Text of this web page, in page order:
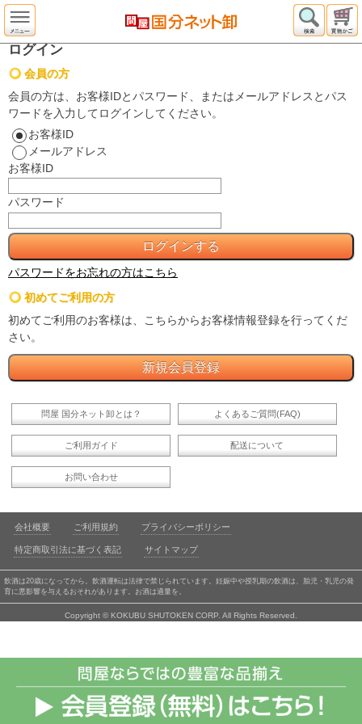
ログイン
会員の方
会員の方は、お客様IDとパスワード、またはメールアドレスとパス
ワードを入力してログインしてください。
お客様ID
メールアドレス
お客様ID
パスワード
パスワードをお忘れの方はこちら
初めてご利用の方
初めてご利用のお客様は、こちらからお客様情報登録を行ってくだ
さい。
問屋 国分ネット卸とは？ よくあるご質問(FAQ)
ご利用ガイド 配送について
お問い合わせ
会社概要 ご利用規約 プライバシーポリシー
特定商取引法に基づく表記 サイトマップ
飲酒は20歳になってから。飲酒運転は法律で禁じられています。妊娠中や授乳期の飲酒は、胎児・乳児の発
育に悪影響を与えるおそれがあります。お酒は適量を。
Copyright © KOKUBU SHUTOKEN CORP. All Rights Reserved.